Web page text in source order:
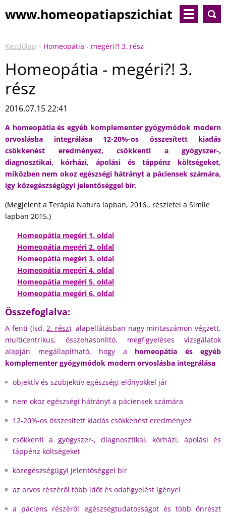
www.homeopatiapszichiat
Kezdőlap Homeopátia - megéri?! 3. rész
Homeopátia - megéri?! 3.
rész
2016.07.15 22:41
A homeopátia és egyéb komplementer gyógymódok modern
orvoslásba integrálása 12-20%-os összesített kiadás
csökkenést eredményez, csökkenti a gyógyszer-,
diagnosztikai, kórházi, ápolási és táppénz költségeket,
miközben nem okoz egészségi hátrányt a páciensek számára,
így közegészségügyi jelentőséggel bír.
(Megjelent a Terápia Natura lapban, 2016., részletei a Simile
lapban 2015.)
Homeopátia megéri 1. oldal
Homeopátia megéri 2. oldal
Homeopátia megéri 3. oldal
Homeopátia megéri 4. oldal
Homeopátia megéri 5. oldal
Homeopátia megéri 6. oldal
Összefoglalva:
A fenti (lsd.2. rész), alapellátásban nagy mintaszámon végzett,
multicentrikus, összehasonlító, megfigyeléses vizsgálatok
alapján megállapítható, hogy a homeopátia és egyéb
komplementer gyógymódok modern orvoslásba integrálása
objektív és szubjektív egészségi előnyökkel jár
nem okoz egészségi hátrányt a páciensek számára
12-20%-os összesített kiadás csökkenést eredményez
csökkenti a gyógyszer-, diagnosztikai, kórházi, ápolási és
táppénz költségeket
közegészségügyi jelentőséggel bír
az orvos részéről több időt és odafigyelést igényel
a páciens részéről egészségtudatosságot és több önrészt